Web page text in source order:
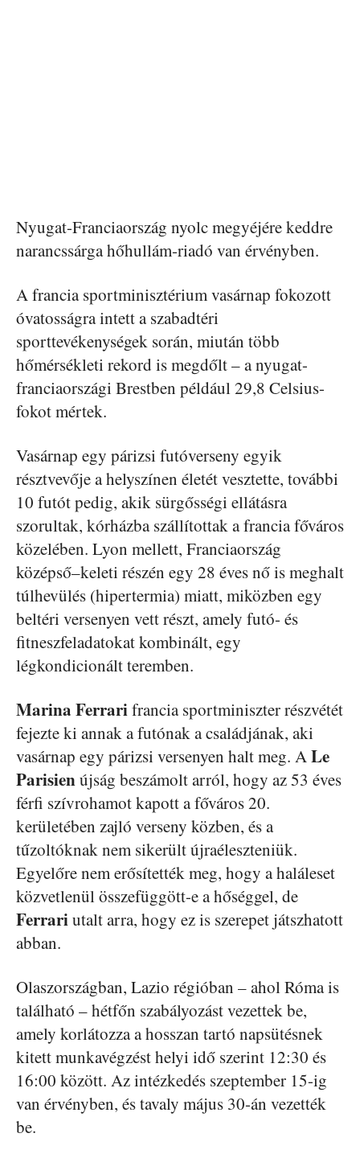
Nyugat-Franciaország nyolc megyéjére keddre
narancssárga hőhullám-riadó van érvényben.
A francia sportminisztérium vasárnap fokozott
óvatosságra intett a szabadtéri
sporttevékenységek során, miután több
hőmérsékleti rekord is megdőlt – a nyugat-
franciaországi Brestben például 29,8 Celsius-
fokot mértek.
Vasárnap egy párizsi futóverseny egyik
résztvevője a helyszínen életét vesztette, további
10 futót pedig, akik sürgősségi ellátásra
szorultak, kórházba szállítottak a francia főváros
közelében. Lyon mellett, Franciaország
középső–keleti részén egy 28 éves nő is meghalt
túlhevülés (hipertermia) miatt, miközben egy
beltéri versenyen vett részt, amely futó- és
fitneszfeladatokat kombinált, egy
légkondicionált teremben.
Marina Ferrarifrancia sportminiszter részvétét
fejezte ki annak a futónak a családjának, aki
vasárnap egy párizsi versenyen halt meg. ALe
Parisienújság beszámolt arról, hogy az 53 éves
férfi szívrohamot kapott a főváros 20.
kerületében zajló verseny közben, és a
tűzoltóknak nem sikerült újraéleszteniük.
Egyelőre nem erősítették meg, hogy a haláleset
közvetlenül összefüggött-e a hőséggel, de
Ferrariutalt arra, hogy ez is szerepet játszhatott
abban.
Olaszországban, Lazio régióban – ahol Róma is
található – hétfőn szabályozást vezettek be,
amely korlátozza a hosszan tartó napsütésnek
kitett munkavégzést helyi idő szerint 12:30 és
16:00 között. Az intézkedés szeptember 15-ig
van érvényben, és tavaly május 30-án vezették
be.